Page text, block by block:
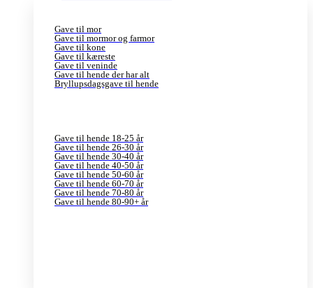
Gave til mor
Gave til mormor og farmor
Gave til kone
Gave til kæreste
Gave til veninde
Gave til hende der har alt
Bryllupsdagsgave til hende
Gave til hende 18-25 år
Gave til hende 26-30 år
Gave til hende 30-40 år
Gave til hende 40-50 år
Gave til hende 50-60 år
Gave til hende 60-70 år
Gave til hende 70-80 år
Gave til hende 80-90+ år